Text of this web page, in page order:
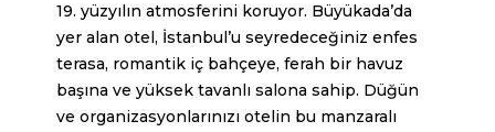
19. yüzyılın atmosferini koruyor. Büyükada’da
yer alan otel, İstanbul’u seyredeceğiniz enfes
terasa, romantik iç bahçeye, ferah bir havuz
başına ve yüksek tavanlı salona sahip. Düğün
ve organizasyonlarınızı otelin bu manzaralı